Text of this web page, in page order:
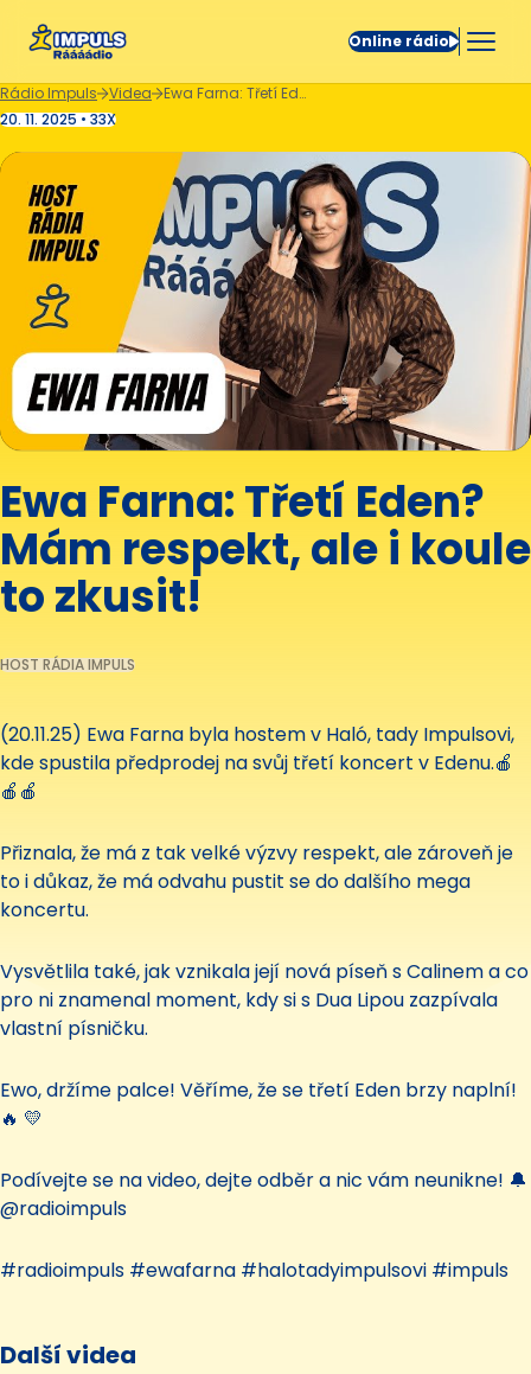
Online rádio
Rádio Impuls Videa
Ewa Farna: Třetí Eden? Mám respekt, ale i koule to zkusit!
20. 11. 2025 • 33X
Ewa Farna: Třetí Eden?
Mám respekt, ale i koule
to zkusit!
HOST RÁDIA IMPULS
(20.11.25) Ewa Farna byla hostem v Haló, tady Impulsovi,
kde spustila předprodej na svůj třetí koncert v Edenu.🍎
🍎🍎
Přiznala, že má z tak velké výzvy respekt, ale zároveň je
to i důkaz, že má odvahu pustit se do dalšího mega
koncertu.
Vysvětlila také, jak vznikala její nová píseň s Calinem a co
pro ni znamenal moment, kdy si s Dua Lipou zazpívala
vlastní písničku.
Ewo, držíme palce! Věříme, že se třetí Eden brzy naplní!
🔥 💛
Podívejte se na video, dejte odběr a nic vám neunikne! 🔔
@radioimpuls
#radioimpuls #ewafarna #halotadyimpulsovi #impuls
Další videa